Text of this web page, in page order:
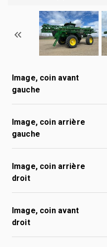
Image, coin avant
gauche
Image, coin arrière
gauche
Image, coin arrière
droit
Image, coin avant
droit